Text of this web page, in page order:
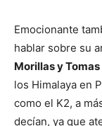
Emocionante
hablar sobre su
Morillas y
los Himalaya en
como el K2, a
decían, ya que